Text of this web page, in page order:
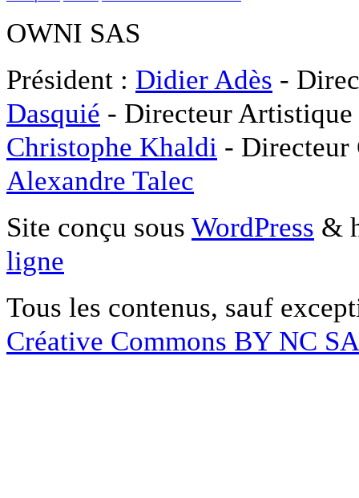
OWNI SAS
Président : Didier Adès -
Dasquié - Directeur
Christophe Khaldi -
Alexandre Talec
Site conçu sous WordPress &
ligne
Tous les contenus, sauf
Créative Commons BY NC SA